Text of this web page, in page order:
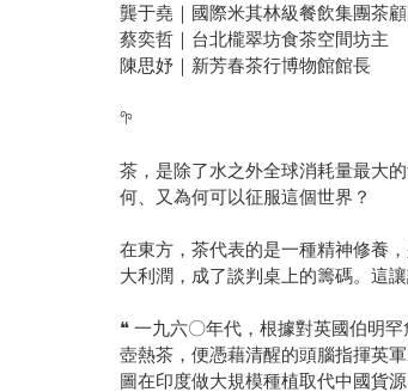
龔于堯｜國際米其林級餐飲集團茶顧
蔡奕哲｜台北櫳翠坊食茶空間坊主
陳思妤｜新芳春茶行博物館館長
𖧧
茶，是除了水之外全球消耗量最大
何、又為何可以征服這個世界？
在東方，茶代表的是一種精神修養
大利潤，成了談判桌上的籌碼。這
❝ 一九六〇年代，根據對英國伯明
壺熱茶，便憑藉清醒的頭腦指揮英
圖在印度做大規模種植取代中國貨